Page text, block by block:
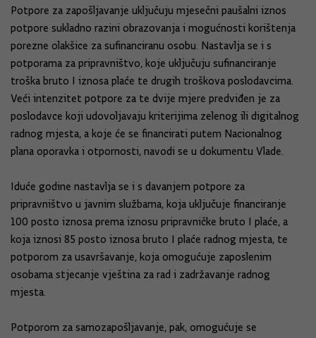
Potpore za zapošljavanje uključuju mjesečni paušalni iznos
potpore sukladno razini obrazovanja i mogućnosti korištenja
porezne olakšice za sufinanciranu osobu. Nastavlja se i s
potporama za pripravništvo, koje uključuju sufinanciranje
troška bruto I iznosa plaće te drugih troškova poslodavcima.
Veći intenzitet potpore za te dvije mjere predviđen je za
poslodavce koji udovoljavaju kriterijima zelenog ili digitalnog
radnog mjesta, a koje će se financirati putem Nacionalnog
plana oporavka i otpornosti, navodi se u dokumentu Vlade.
Iduće godine nastavlja se i s davanjem potpore za
pripravništvo u javnim službama, koja uključuje financiranje
100 posto iznosa prema iznosu pripravničke bruto I plaće, a
koja iznosi 85 posto iznosa bruto I plaće radnog mjesta, te
potporom za usavršavanje, koja omogućuje zaposlenim
osobama stjecanje vještina za rad i zadržavanje radnog
mjesta.
Potporom za samozapošljavanje, pak, omogućuje se